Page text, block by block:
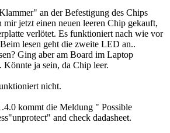
an der Befestigung des Chips
mir jetzt einen neuen leeren Chip gekauft,
verlötet. Es funktioniert nach wie vor
lesen geht die zweite LED an..
Ging aber am Board im Laptop
Könnte ja sein, da Chip leer.
nicht.
kommt die Meldung " Possible
and check dadasheet.